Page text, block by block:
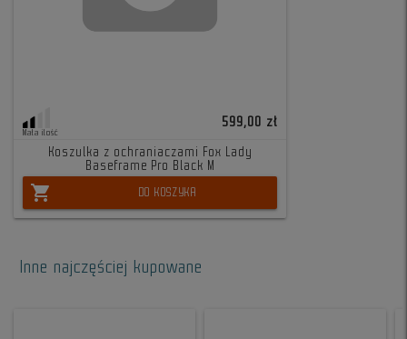
Mała ilość
599,00 zł
Koszulka z ochraniaczami Fox Lady
Baseframe Pro Black M
shopping_cart DO KOSZYKA
Inne najczęściej kupowane